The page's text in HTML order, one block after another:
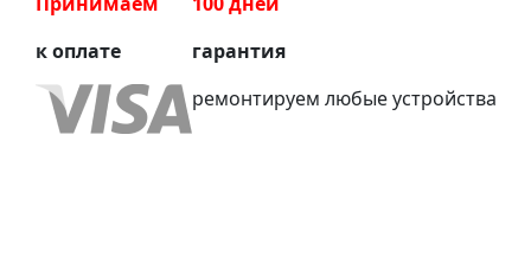
к оплате
гарантия
ремонтируем любые устройства